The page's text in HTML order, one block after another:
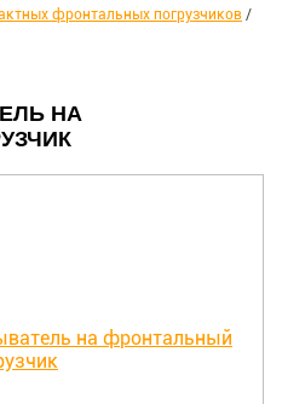
фронтальных погрузчиков /
НА